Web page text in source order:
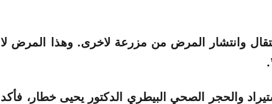
وانتشار المرض من مزرعة لاخرى. وهذا المرض لا
والحجر الصحي البيطري الدكتور يحيى خطار، فأكد